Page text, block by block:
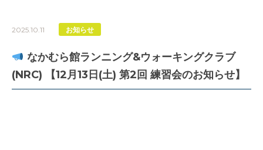
2025.10.11 お知らせ
なかむら館ランニング&ウォーキングクラブ
(NRC) 【12月13日(土) 第2回 練習会のお知らせ】